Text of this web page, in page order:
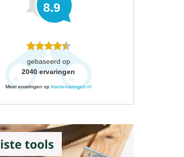
8.9
gebaseerd op
2040 ervaringen
Meer ervaringen op klantervaringen.nl